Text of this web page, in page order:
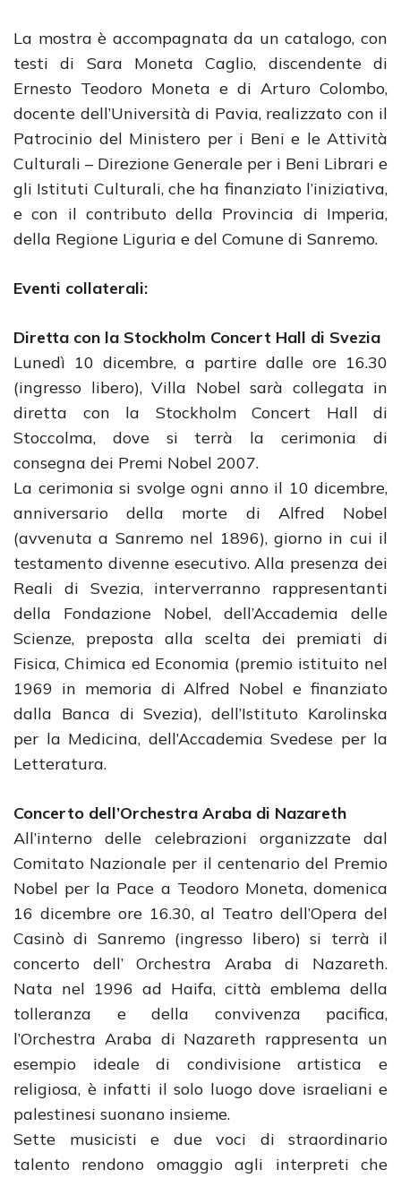
La mostra è accompagnata da un catalogo, con
testi di Sara Moneta Caglio, discendente di
Ernesto Teodoro Moneta e di Arturo Colombo,
docente dell’Università di Pavia, realizzato con il
Patrocinio del Ministero per i Beni e le Attività
Culturali – Direzione Generale per i Beni Librari e
gli Istituti Culturali, che ha finanziato l’iniziativa,
e con il contributo della Provincia di Imperia,
della Regione Liguria e del Comune di Sanremo.
Eventi collaterali:
Diretta con la Stockholm Concert Hall di Svezia
Lunedì 10 dicembre, a partire dalle ore 16.30
(ingresso libero), Villa Nobel sarà collegata in
diretta con la Stockholm Concert Hall di
Stoccolma, dove si terrà la cerimonia di
consegna dei Premi Nobel 2007.
La cerimonia si svolge ogni anno il 10 dicembre,
anniversario della morte di Alfred Nobel
(avvenuta a Sanremo nel 1896), giorno in cui il
testamento divenne esecutivo. Alla presenza dei
Reali di Svezia, interverranno rappresentanti
della Fondazione Nobel, dell’Accademia delle
Scienze, preposta alla scelta dei premiati di
Fisica, Chimica ed Economia (premio istituito nel
1969 in memoria di Alfred Nobel e finanziato
dalla Banca di Svezia), dell’Istituto Karolinska
per la Medicina, dell’Accademia Svedese per la
Letteratura.
Concerto dell’Orchestra Araba di Nazareth
All’interno delle celebrazioni organizzate dal
Comitato Nazionale per il centenario del Premio
Nobel per la Pace a Teodoro Moneta, domenica
16 dicembre ore 16.30, al Teatro dell’Opera del
Casinò di Sanremo (ingresso libero) si terrà il
concerto dell’ Orchestra Araba di Nazareth.
Nata nel 1996 ad Haifa, città emblema della
tolleranza e della convivenza pacifica,
l’Orchestra Araba di Nazareth rappresenta un
esempio ideale di condivisione artistica e
religiosa, è infatti il solo luogo dove israeliani e
palestinesi suonano insieme.
Sette musicisti e due voci di straordinario
talento rendono omaggio agli interpreti che